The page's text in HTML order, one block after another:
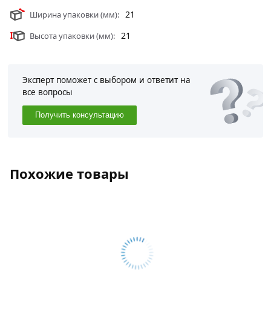
Ширина упаковки (мм): 21
Высота упаковки (мм): 21
Эксперт поможет с выбором и ответит на
все вопросы
Получить консультацию
Похожие товары